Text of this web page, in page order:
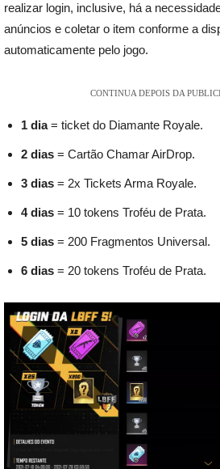
realizar login, inclusive, há a
anúncios e coletar o item conforme a
automaticamente pelo jogo.
CONTINUA DEPOIS DA
1 dia= ticket do Diamante Royale.
2 dias = Cartão Chamar AirDrop.
3 dias = 2x Tickets Arma Royale.
4 dias = 10 tokens Troféu de Prata.
5 dias = 200 Fragmentos Universal.
6 dias = 20 tokens Troféu de Prata.